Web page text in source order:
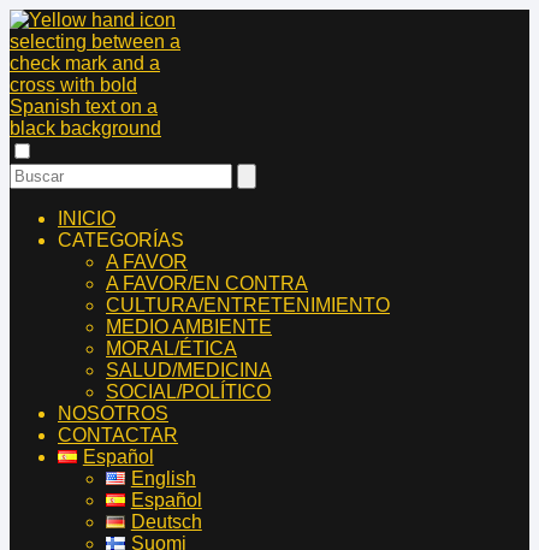
INICIO
CATEGORÍAS
A FAVOR
A FAVOR/EN CONTRA
CULTURA/ENTRETENIMIENTO
MEDIO AMBIENTE
MORAL/ÉTICA
SALUD/MEDICINA
SOCIAL/POLÍTICO
NOSOTROS
CONTACTAR
Español
English
Español
Deutsch
Suomi